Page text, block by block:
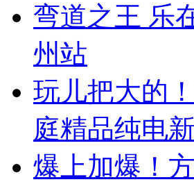
弯道之王 乐
州站
玩儿把大的
庭精品纯电
爆上加爆！